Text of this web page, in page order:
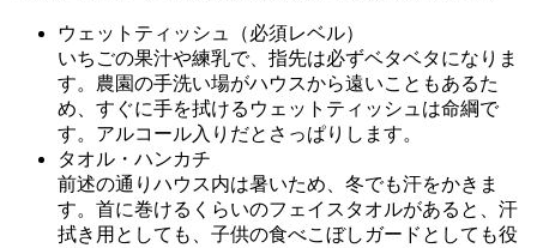
ウェットティッシュ（必須レベル）
いちごの果汁や練乳で、指先は必ずベタベタになりま
す。農園の手洗い場がハウスから遠いこともあるた
め、すぐに手を拭けるウェットティッシュは命綱で
す。アルコール入りだとさっぱりします。
タオル・ハンカチ
前述の通りハウス内は暑いため、冬でも汗をかきま
す。首に巻けるくらいのフェイスタオルがあると、汗
拭き用としても、子供の食べこぼしガードとしても役